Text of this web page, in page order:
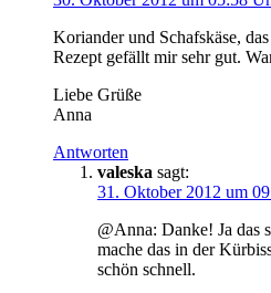
Koriander und Schafskäse,
Rezept gefällt mir sehr gut.
Liebe Grüße
Anna
Antworten
valeska sagt:
31. Oktober 2012 um
@Anna: Danke! Ja das
mache das in der
schön schnell.